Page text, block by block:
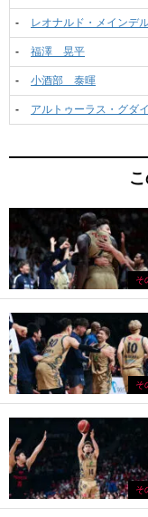
- レオナルド・メインデ
- 福澤 晃平
- 小酒部 泰暉
- アルトゥーラス・グダ
そ
そ
そ